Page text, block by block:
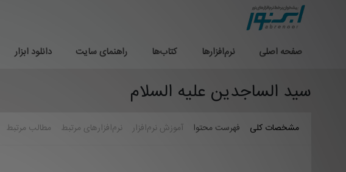
صفحه اصلی نرم‌افزارها کتاب‌ها راهنمای سایت دانلود ابزار
سید الساجدین علیه السلام
مشخصات کلی فهرست محتوا آموزش نرم‌افزار نرم‌افزارهای مرتبط مطالب مرتبط